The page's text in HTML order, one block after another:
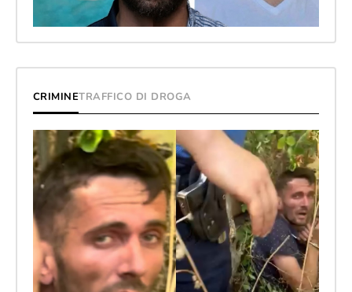
CRIMINETRAFFICO DI DROGA